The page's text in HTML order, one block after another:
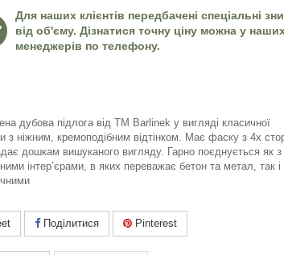
Для наших клієнтів передбачені спеціальні
від об'єму. Дізнатися точну ціну можна у
менеджерів по телефону.
дубова підлога від ТМ Barlinek у вигляді класичної
з ніжним, кремоподібним відтінком. Має фаску з 4х
дошкам вишуканого вигляду. Гарно поєднується як з
інтер’єрами, в яких переважає бетон та метал, так і
Поділитися Pinterest